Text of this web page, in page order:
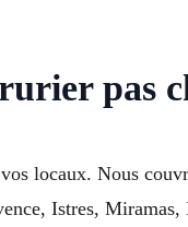
pas
locaux. Nous
Istres, Miramas,